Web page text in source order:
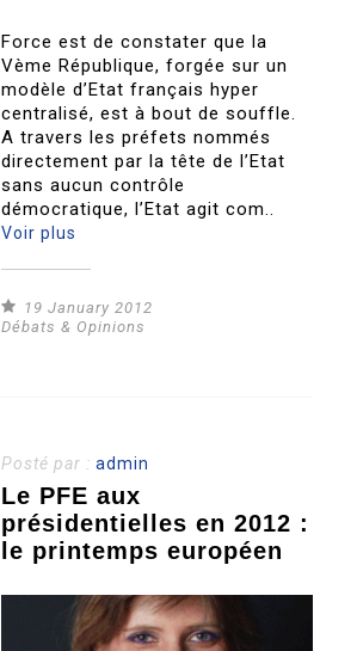
Force est de constater que la
Vème République, forgée sur un
modèle d’Etat français hyper
centralisé, est à bout de souffle.
A travers les préfets nommés
directement par la tête de l’Etat
sans aucun contrôle
démocratique, l’Etat agit com..
Voir plus
19 January 2012
Débats & Opinions
Posté par :admin
Le PFE aux
présidentielles en 2012 :
le printemps européen